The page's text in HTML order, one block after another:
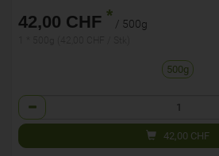
42,00 CHF * / 500g
500g
Anzahl
42,00 CHF